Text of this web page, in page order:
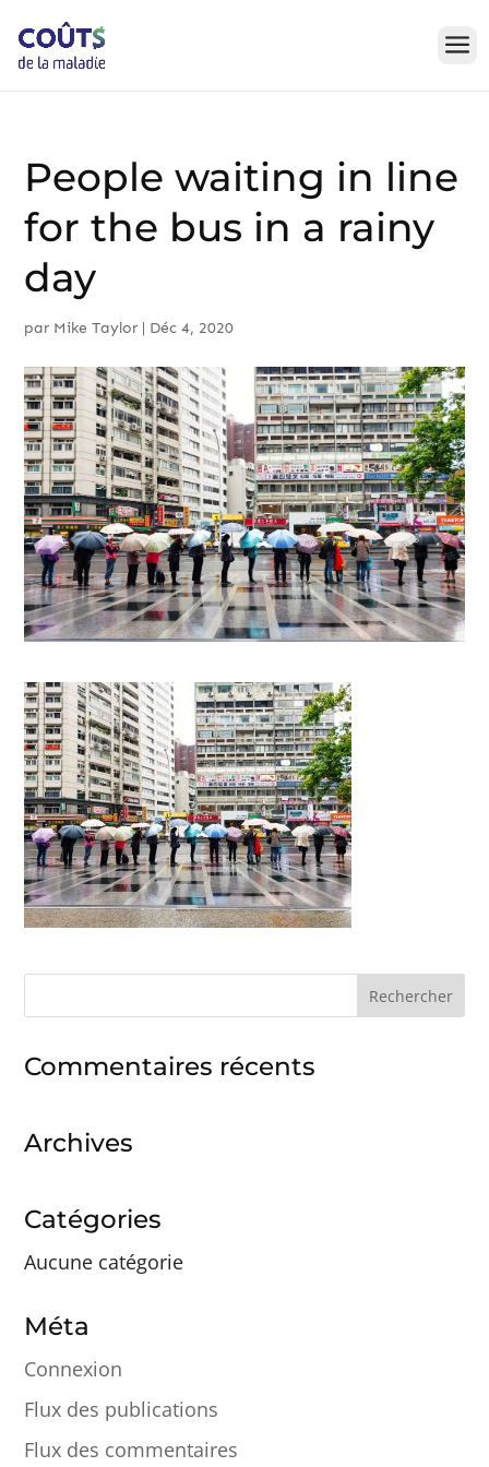
to
content
People waiting in line
for the bus in a rainy
day
par Mike Taylor | Déc 4, 2020
Commentaires récents
Archives
Catégories
Aucune catégorie
Méta
Connexion
Flux des publications
Flux des commentaires